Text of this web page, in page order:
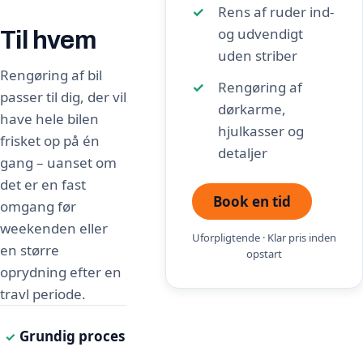
Til hvem
Rengøring af bil
passer til dig, der vil
have hele bilen
frisket op på én
gang – uanset om
det er en fast
omgang før
weekenden eller
en større
oprydning efter en
travl periode.
✓ Grundig proces
Rens af ruder ind-
og udvendigt
uden striber
Rengøring af
dørkarme,
hjulkasser og
detaljer
Book en tid
Uforpligtende · Klar pris inden
opstart